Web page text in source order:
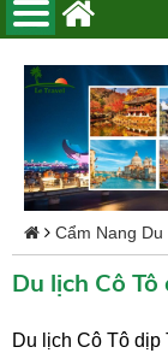
Cẩm Nang Du
Du lịch Cô
Du lịch Cô Tô dịp